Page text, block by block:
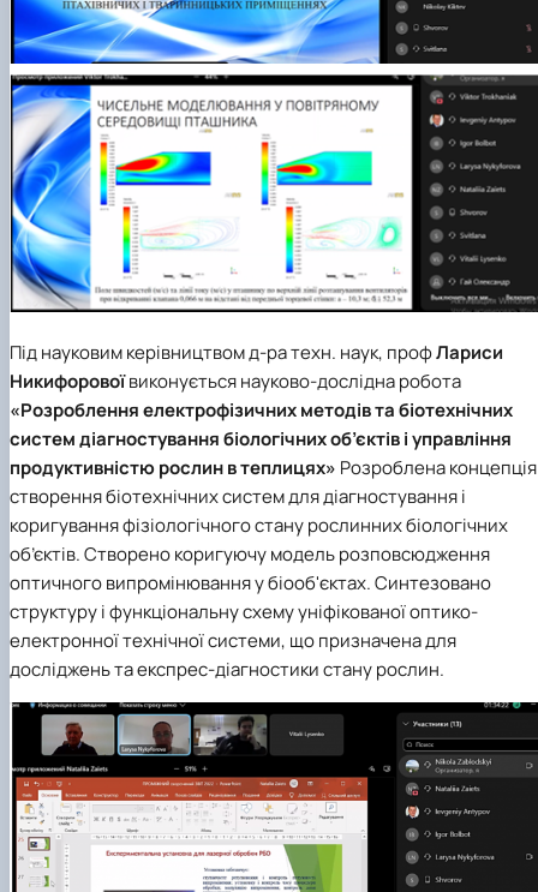
Під науковим керівництвом д-ра техн. наук, профЛариси
Никифоровоївиконується науково-дослідна робота
«Розроблення електрофізичних методів та біотехнічних
систем діагностування біологічних об’єктів і управління
продуктивністю рослин в теплицях» Розроблена концепція
створення біотехнічних систем для діагностування і
коригування фізіологічного стану рослинних біологічних
об’єктів. Створено коригуючу модель розповсюдження
оптичного випромінювання у біооб'єктах. Синтезовано
структуру і функціональну схему уніфікованої оптико-
електронної технічної системи, що призначена для
досліджень та експрес-діагностики стану рослин.